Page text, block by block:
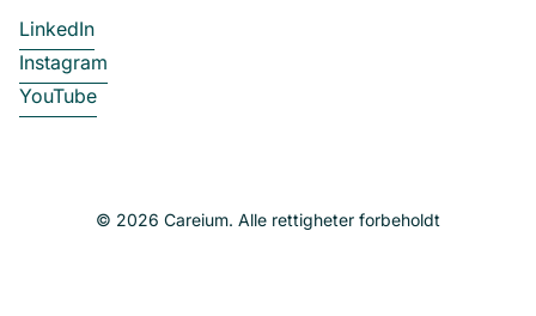
LinkedIn
Instagram
YouTube
© 2026 Careium. Alle rettigheter forbeholdt